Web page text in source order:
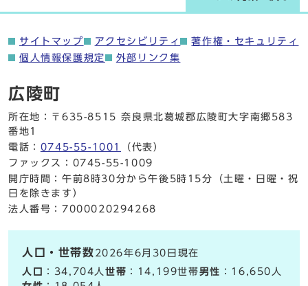
サイトマップ アクセシビリティ
著作権・セキュリティ
個人情報保護規定
外部リンク集
広陵町
所在地：〒635-8515 奈良県北葛城郡広陵町大字南郷583
番地1
電話： 0745-55-1001
（代表）
ファックス：0745-55-1009
開庁時間：午前8時30分から午後5時15分（土曜・日曜・祝
日を除きます）
法人番号：7000020294268
人口・世帯数 2026年6月30日現在
人口
：34,704人世帯 ：14,199世帯男性 ：16,650人